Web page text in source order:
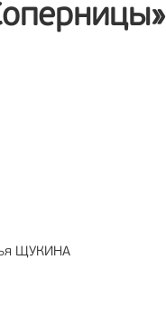
ЩУКИНА